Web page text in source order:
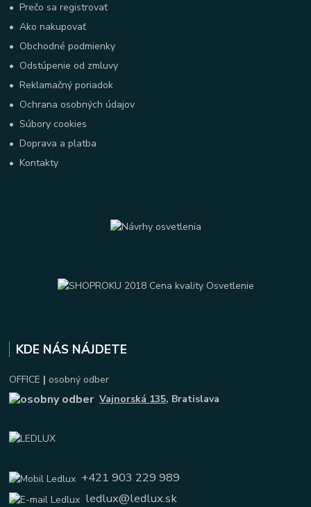
•Prečo sa registrovať
•Ako nakupovať
• Obchodné podmienky
• Odstúpenie od zmluvy
•Reklamačný poriadok
• Ochrana osobných údajov
•Súbory cookies
•Doprava a platba
•Kontakty
KDE NÁS NÁJDETE
OFFICE | osobný odber
Vajnorská 135, Bratislava
+421 903 229 989
ledlux@ledlux.sk